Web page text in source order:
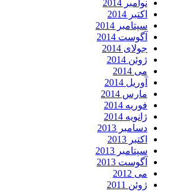
نوامبر 2014
اکتبر 2014
سپتامبر 2014
آگوست 2014
جولای 2014
ژوئن 2014
می 2014
آوریل 2014
مارس 2014
فوریه 2014
ژانویه 2014
دسامبر 2013
اکتبر 2013
سپتامبر 2013
آگوست 2013
می 2012
ژوئن 2011